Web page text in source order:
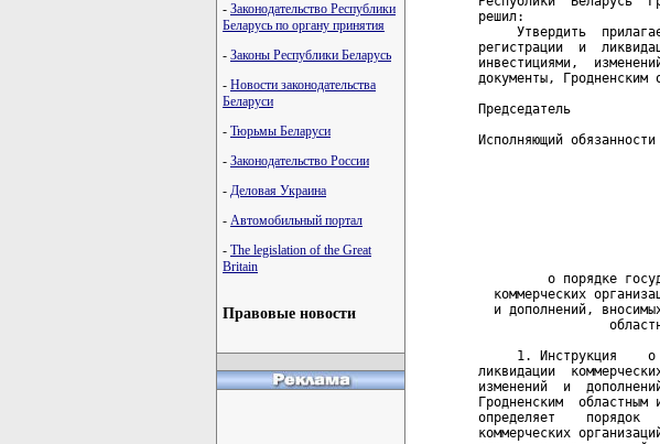
- Законодательство Республики
Беларусь по органу принятия
- Законы Республики Беларусь
- Новости законодательства
Беларуси
- Тюрьмы Беларуси
- Законодательство России
- Деловая Украина
- Автомобильный портал
- The legislation of the Great
Britain
Правовые новости